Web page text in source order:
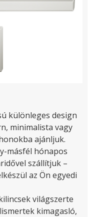
különleges design
minimalista vagy
ajánljuk.
másfél hónapos
szállítjuk –
az Ön egyedi
világszerte
kimagasló,